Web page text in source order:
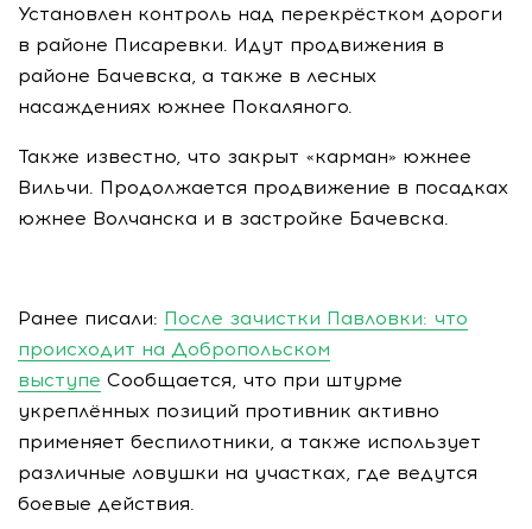
Установлен контроль над перекрёстком дороги
в районе Писаревки. Идут продвижения в
районе Бачевска, а также в лесных
насаждениях южнее Покаляного.
Также известно, что закрыт «карман» южнее
Вильчи. Продолжается продвижение в посадках
южнее Волчанска и в застройке Бачевска.
Ранее писали: После зачистки Павловки: что
происходит на Добропольском
выступе Сообщается, что при штурме
укреплённых позиций противник активно
применяет беспилотники, а также использует
различные ловушки на участках, где ведутся
боевые действия.